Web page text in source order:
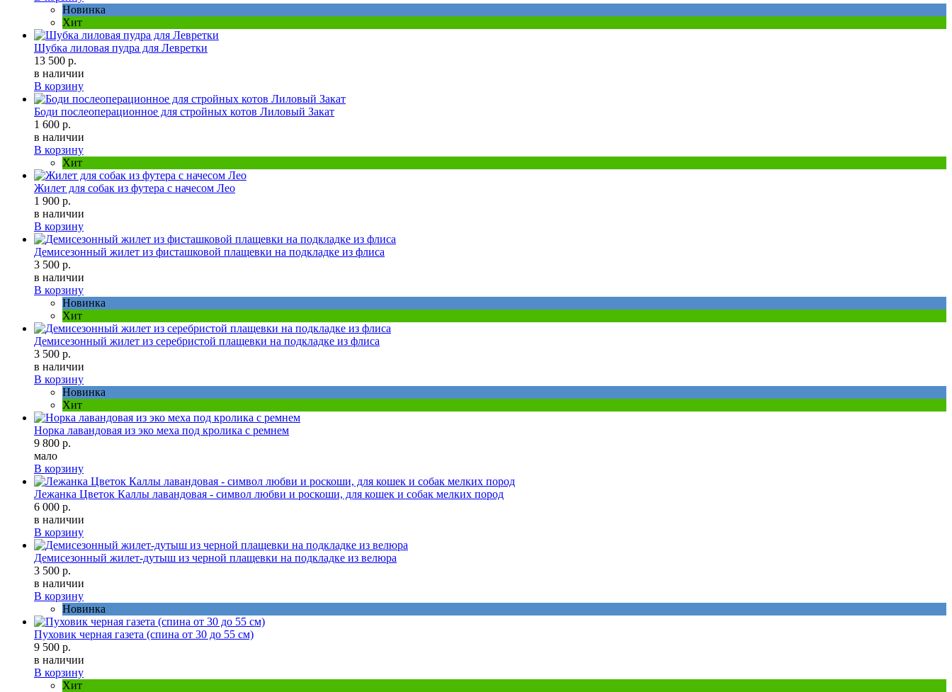
Новинка
Хит
Шубка лиловая пудра для Левретки
13 500 р.
в наличии
В корзину
Боди послеоперационное для стройных котов Лиловый Закат
1 600 р.
в наличии
В корзину
Хит
Жилет для собак из футера с начесом Лео
1 900 р.
в наличии
В корзину
Демисезонный жилет из фисташковой плащевки на подкладке из флиса
3 500 р.
в наличии
В корзину
Новинка
Хит
Демисезонный жилет из серебристой плащевки на подкладке из флиса
3 500 р.
в наличии
В корзину
Новинка
Хит
Норка лавандовая из эко меха под кролика с ремнем
9 800 р.
мало
В корзину
Лежанка Цветок Каллы лавандовая - символ любви и роскоши, для кошек и собак мелких пород
6 000 р.
в наличии
В корзину
Демисезонный жилет-дутыш из черной плащевки на подкладке из велюра
3 500 р.
в наличии
В корзину
Новинка
Пуховик черная газета (спина от 30 до 55 см)
9 500 р.
в наличии
В корзину
Хит